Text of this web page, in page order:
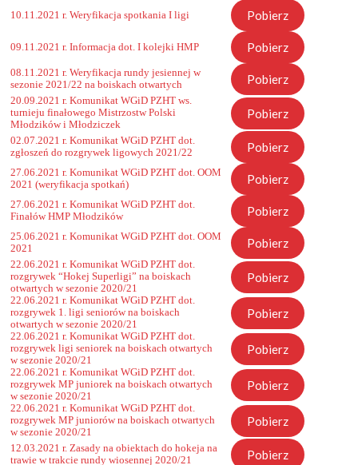
10.11.2021 r. Weryfikacja spotkania I ligi Pobierz
09.11.2021 r. Informacja dot. I kolejki HMP Pobierz
08.11.2021 r. Weryfikacja rundy jesiennej w
sezonie 2021/22 na boiskach otwartych
Pobierz
20.09.2021 r. Komunikat WGiD PZHT ws.
turnieju finałowego Mistrzostw Polski
Młodzików i Młodziczek
Pobierz
02.07.2021 r. Komunikat WGiD PZHT dot.
zgłoszeń do rozgrywek ligowych 2021/22
Pobierz
27.06.2021 r. Komunikat WGiD PZHT dot. OOM
2021 (weryfikacja spotkań)
Pobierz
27.06.2021 r. Komunikat WGiD PZHT dot.
Finałów HMP Młodzików
Pobierz
25.06.2021 r. Komunikat WGiD PZHT dot. OOM
2021
Pobierz
22.06.2021 r. Komunikat WGiD PZHT dot.
rozgrywek “Hokej Superligi” na boiskach
otwartych w sezonie 2020/21
Pobierz
22.06.2021 r. Komunikat WGiD PZHT dot.
rozgrywek 1. ligi seniorów na boiskach
otwartych w sezonie 2020/21
Pobierz
22.06.2021 r. Komunikat WGiD PZHT dot.
rozgrywek ligi seniorek na boiskach otwartych
w sezonie 2020/21
Pobierz
22.06.2021 r. Komunikat WGiD PZHT dot.
rozgrywek MP juniorek na boiskach otwartych
w sezonie 2020/21
Pobierz
22.06.2021 r. Komunikat WGiD PZHT dot.
rozgrywek MP juniorów na boiskach otwartych
w sezonie 2020/21
Pobierz
12.03.2021 r. Zasady na obiektach do hokeja na
trawie w trakcie rundy wiosennej 2020/21
Pobierz